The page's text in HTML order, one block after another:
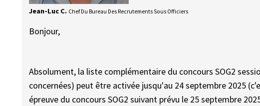
Jean-Luc C. Chef Du Bureau Des Recrutements Sous Officiers
Bonjour,
Absolument, la liste complémentaire du concours SOG2
concernées) peut être activée jusqu'au 24 septembre 2025
épreuve du concours SOG2 suivant prévu le 25 septembre